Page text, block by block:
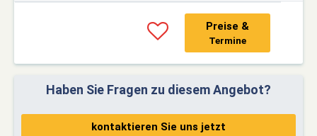
Preise &
Termine
Haben Sie Fragen zu diesem Angebot?
kontaktieren Sie uns jetzt